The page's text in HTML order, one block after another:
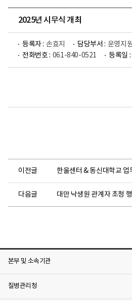
2025년 시무식 개최
등록자 : 손효지 담당부서 : 운영지
전화번호 : 061-840-0521 등록일 :
이전글 한울센터 & 동신대학교 업
다음글 대만 낙생원 관계자 초청
본부 및 소속기관
질병관리청